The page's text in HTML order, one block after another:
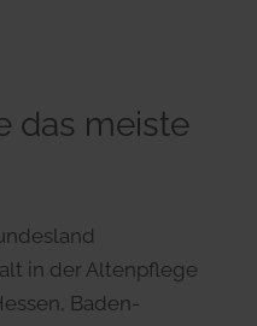
das meiste
in der Altenpflege
Baden-